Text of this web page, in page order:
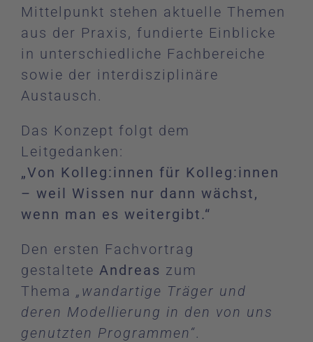
Mittelpunkt stehen aktuelle Themen
aus der Praxis, fundierte Einblicke
in unterschiedliche Fachbereiche
sowie der interdisziplinäre
Austausch.
Das Konzept folgt dem
Leitgedanken:
„Von Kolleg:innen für Kolleg:innen
– weil Wissen nur dann wächst,
wenn man es weitergibt.“
Den ersten Fachvortrag
gestaltete Andreas zum
Thema „wandartige Träger und
deren Modellierung in den von uns
genutzten Programmen“.